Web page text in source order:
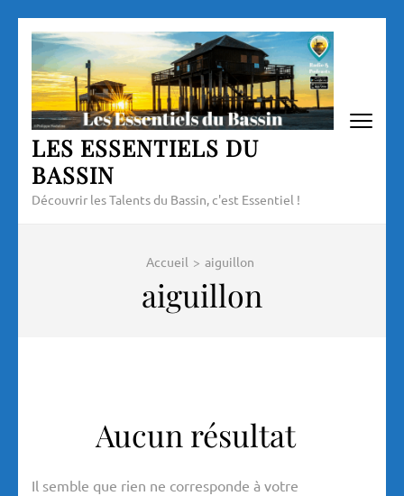
Aller
contenu
(Pressez
Entrée)
LES ESSENTIELS DU
BASSIN
Découvrir les Talents du Bassin, c'est Essentiel !
Accueil > aiguillon
aiguillon
Aucun résultat
Il semble que rien ne corresponde à votre